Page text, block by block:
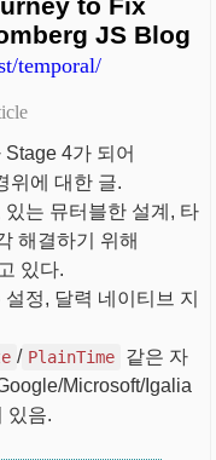
JS Blog
temporal/
4가 되어
위에 대한 글.
있는 뮤터블한 설계, 타
해결하기 위해
있다.
정, 달력 네이티브 지
/ PlainTime
같은 자
Microsoft/Igalia
있음.